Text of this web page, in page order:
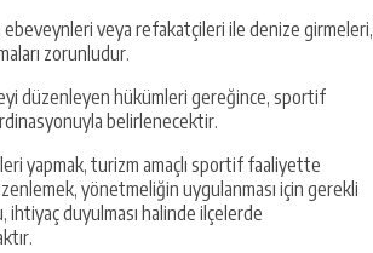
ebeveynleri veya refakatçileri ile denize girmeleri,
zorunludur.
düzenleyen hükümleri gereğince, sportif
belirlenecektir.
yapmak, turizm amaçlı sportif faaliyette
yönetmeliğin uygulanması için gerekli
ihtiyaç duyulması halinde ilçelerde